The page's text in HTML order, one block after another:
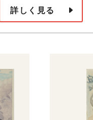
詳しく見る